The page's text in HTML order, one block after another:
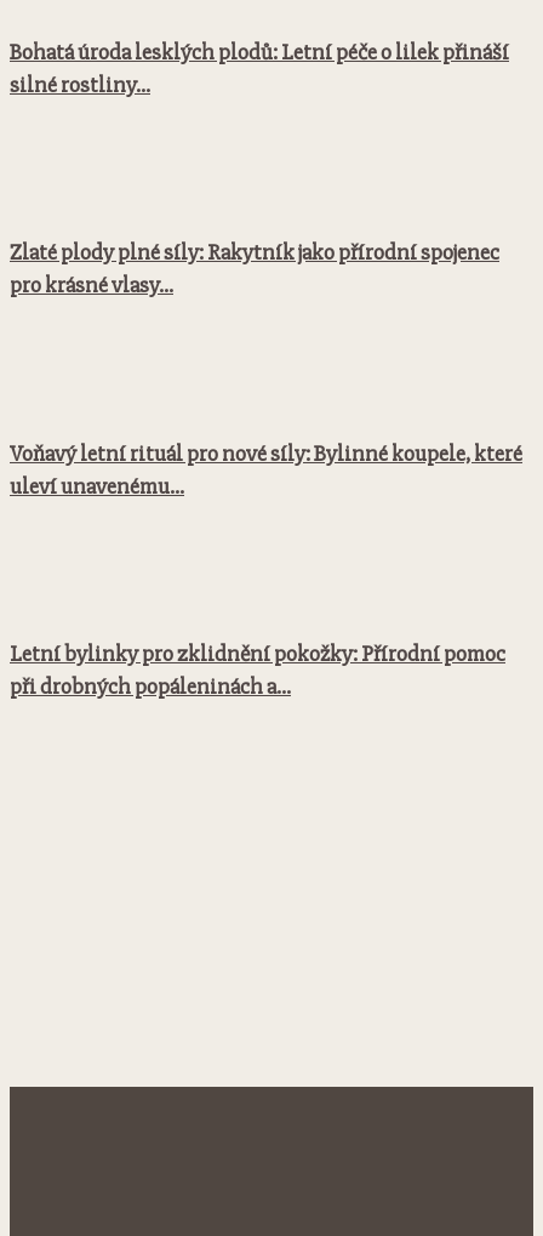
Bohatá úroda lesklých plodů: Letní péče o lilek přináší
silné rostliny...
Zlaté plody plné síly: Rakytník jako přírodní spojenec
pro krásné vlasy...
Voňavý letní rituál pro nové síly: Bylinné koupele, které
uleví unavenému...
Letní bylinky pro zklidnění pokožky: Přírodní pomoc
při drobných popáleninách a...